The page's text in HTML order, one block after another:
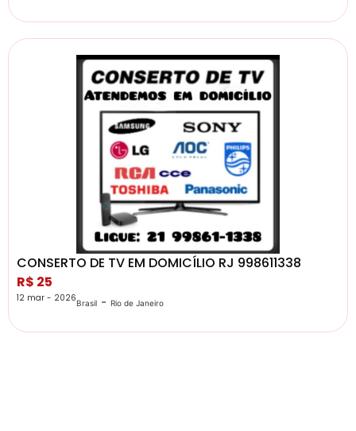
CONSERTO DE TV EM DOMICÍLIO RJ 998611338
R$ 25
12 mar - 2026Brasil - Rio de Janeiro